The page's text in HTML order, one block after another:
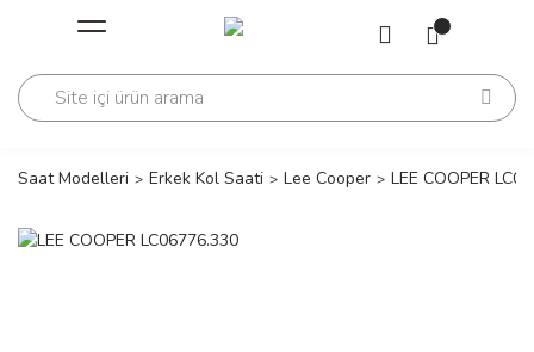
Geri Dön
Geri Dön
Saat Modelleri Erkek Kol Saati Lee Cooper LEE COOPER